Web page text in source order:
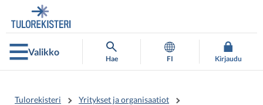
suoraan
sisältöön
koko
sivuston
hakuun
Valikko
Hae FI Kirjaudu
Tulorekisteri
Yritykset ja organisaatiot